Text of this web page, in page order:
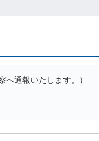
通報いたします。）